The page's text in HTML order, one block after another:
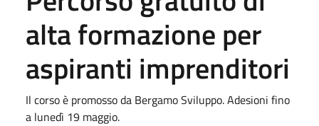
alta formazione per
aspiranti imprenditori
Il corso è promosso da Bergamo Sviluppo. Adesioni fino
a lunedì 19 maggio.